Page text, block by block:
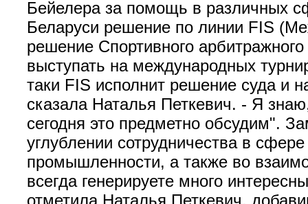
Бейелера за помощь в различных
Беларуси решение по линии FIS
решение Спортивного
выступать на международных
таки FIS исполнит решение суда и
сказала Наталья Петкевич. - Я
сегодня это предметно обсудим".
углублении сотрудничества в
промышленности, а также во
всегда генерируете много
отметила Наталья Петкевич,